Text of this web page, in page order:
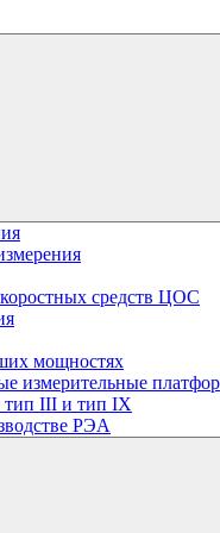
средств ЦОС
мощностях
измерительные
тип III и тип IX
РЭА